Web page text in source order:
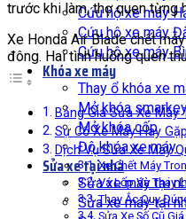
Cứu hộ xe máy
Cứu hộ xe máy
Cứu hộ xe máy
Khóa xe máy
Thay ổ khóa xe
Mở khóa
Mở khóa cốp
Độ khóa xe máy
Sửa xe tại nhà
Sửa xe máy tại
Sửa xe máy tại
trước khi làm, thợ quen từng
Xe Honda Air Blade chết
đông. Hai tình huống quen
Bảng Giá Sửa Xe Máy
Sự Cố Xe Máy Hay
Dịch Vụ Sửa Xe Máy
Xe Chết Máy
Vá Lốp Và Thay
Thay Ắc Quy
Sửa Xe Số Cũ